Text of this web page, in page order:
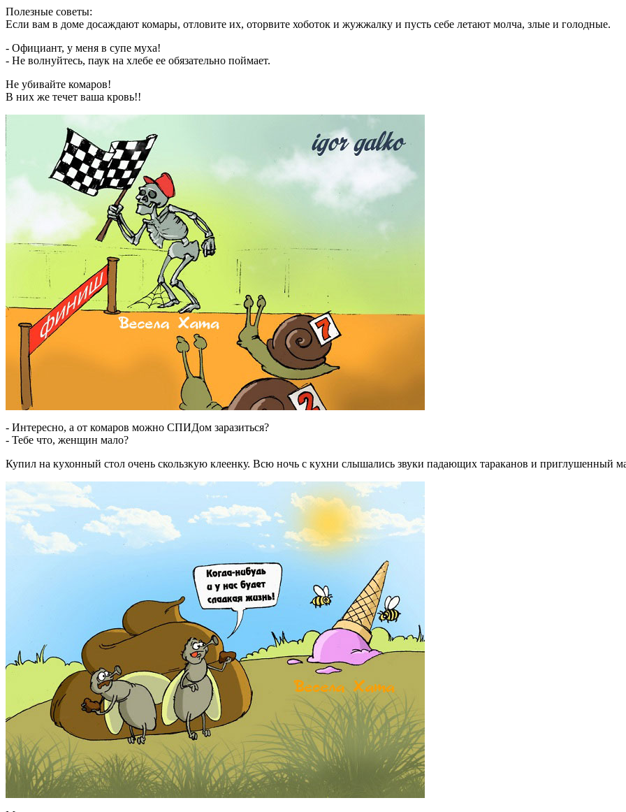
Полезные советы:
Если вам в доме досаждают комары, отловите их, оторвите хоботок и жужжалку и пусть себе летают молча, злые и голодные.
- Официант, у меня в супе муха!
- Не волнуйтесь, паук на хлебе ее обязательно поймает.
Не убивайте комаров!
В них же течет ваша кровь!!
- Интересно, а от комаров можно СПИДом заразиться?
- Тебе что, женщин мало?
Купил на кухонный стол очень скользкую клеенку. Всю ночь с кухни слышались звуки падающих тараканов и приглушенный